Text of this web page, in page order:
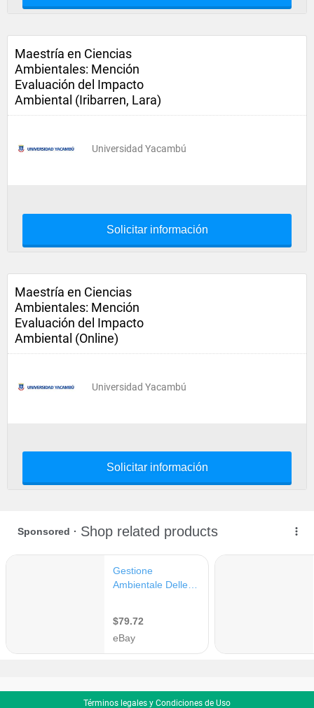
Maestría en Ciencias
Ambientales: Mención
Evaluación del Impacto
Ambiental (Iribarren, Lara)
Universidad Yacambú
Solicitar información
Maestría en Ciencias
Ambientales: Mención
Evaluación del Impacto
Ambiental (Online)
Universidad Yacambú
Solicitar información
Términos legales y Condiciones de Uso